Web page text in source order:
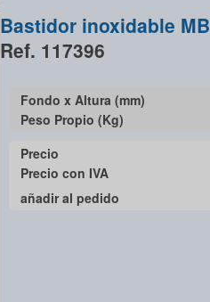
Bastidor inoxidable MB
Ref. 117396
Fondo x Altura (mm)
Peso Propio (Kg)
Precio
Precio con IVA
añadir al pedido